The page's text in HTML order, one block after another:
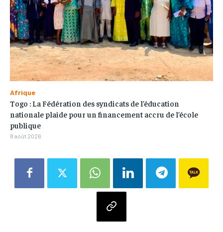
Afrique
Togo : La Fédération des syndicats de l’éducation
nationale plaide pour un financement accru de l’école
publique
8 août 2026